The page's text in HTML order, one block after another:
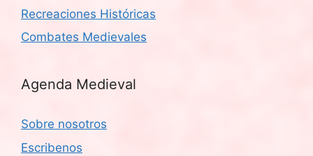
Recreaciones Históricas
Combates Medievales
Agenda Medieval
Sobre nosotros
Escribenos